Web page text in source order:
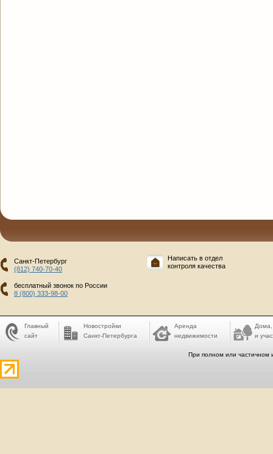
Санкт-Петербург
(812) 740-70-40
бесплатный звонок по России
8 (800) 333-98-00
Написать в отдел
контроля качества
Главный
сайт
Новостройки
Санкт-Петербурга
Аренда
недвижимости
Дома,
и
При полном или частичном